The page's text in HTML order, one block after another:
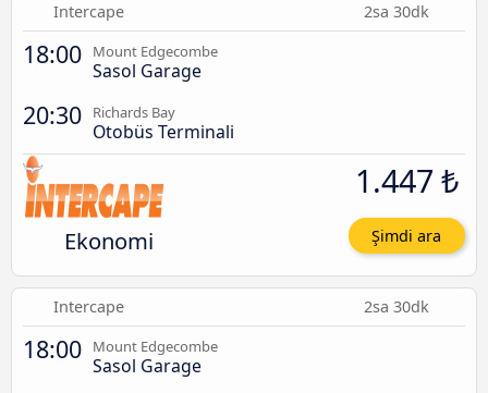
Intercape 2sa 30dk
18:00 Mount Edgecombe
Sasol Garage
20:30 Richards Bay
Otobüs Terminali
Ekonomi
1.447 ₺
Şimdi ara
Intercape 2sa 30dk
18:00 Mount Edgecombe
Sasol Garage